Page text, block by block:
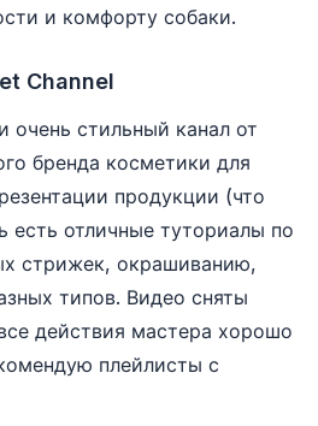
и комфорту собаки.
Channel
очень стильный канал от
бренда косметики для
продукции (что
есть отличные туториалы по
стрижек, окрашиванию,
типов. Видео сняты
действия мастера хорошо
плейлисты с